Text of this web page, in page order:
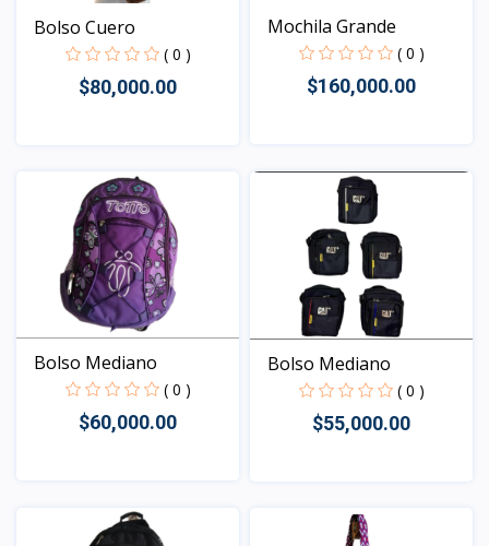
Bolso Cuero
( 0 )
$80,000.00
Mochila Grande
( 0 )
$160,000.00
Vista
Bolso Mediano
( 0 )
$60,000.00
Bolso Mediano
( 0 )
$55,000.00